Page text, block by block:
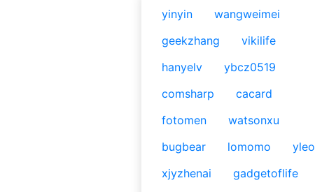
yinyin
wangweimei
geekzhang
vikilife
hanyelv
ybcz0519
comsharp
cacard
fotomen
watsonxu
bugbear
lomomo
yleo
xjyzhenai
gadgetoflife